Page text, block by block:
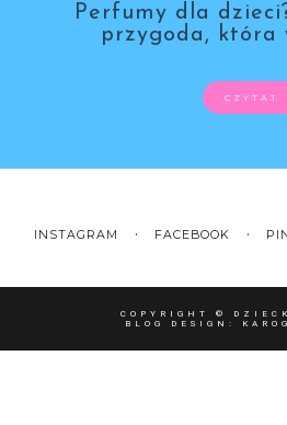
Perfumy dla
przygoda, która
CZYTAJ
INSTAGRAM FACEBOOK
COPYRIGHT ©
BLOG DESIGN: